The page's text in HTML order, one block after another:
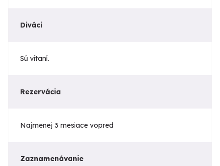
Diváci
Sú vítaní.
Rezervácia
Najmenej 3 mesiace vopred
Zaznamenávanie